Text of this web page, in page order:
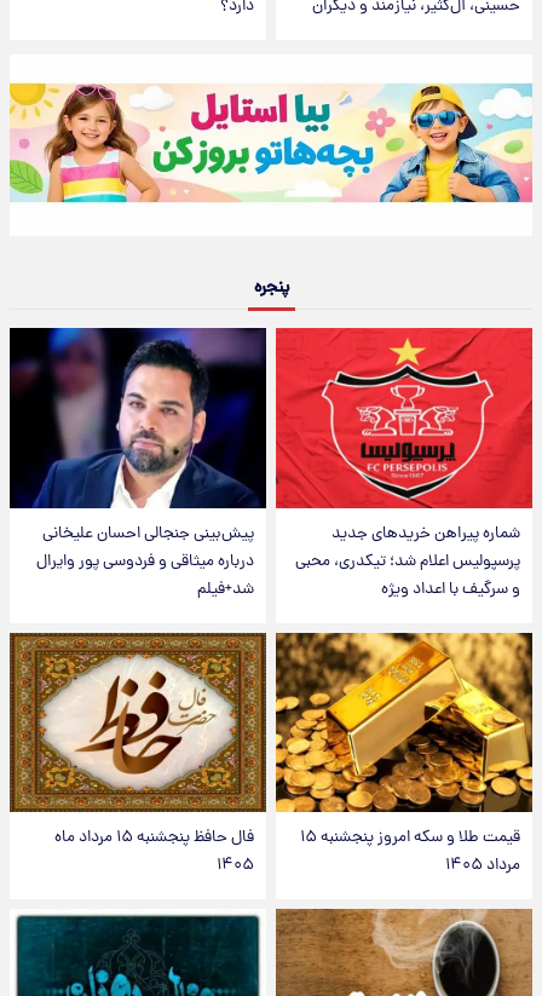
حسینی، آل‌کثیر، نیازمند و دیگران دارد؟
پنجره
شماره پیراهن خریدهای جدید
پرسپولیس اعلام شد؛ تیکدری، محبی
و سرگیف با اعداد ویژه
پیش‌بینی جنجالی احسان علیخانی
درباره میثاقی و فردوسی پور وایرال
شد+فیلم
قیمت طلا و سکه امروز پنجشنبه ۱۵
مرداد ۱۴۰۵
فال حافظ پنجشنبه ۱۵ مرداد ماه
۱۴۰۵